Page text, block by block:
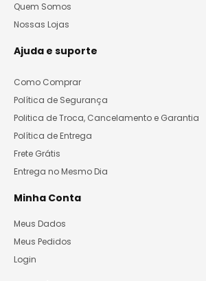
Quem Somos
Nossas Lojas
Ajuda e suporte
Como Comprar
Política de Segurança
Politica de Troca, Cancelamento e Garantia
Política de Entrega
Frete Grátis
Entrega no Mesmo Dia
Minha Conta
Meus Dados
Meus Pedidos
Login